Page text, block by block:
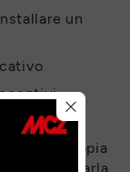
un
una copia
e consultarla